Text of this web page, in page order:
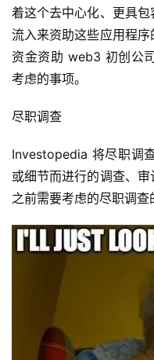
着这个去中心化、更具
流入来资助这些应用程
资金资助 web3 初创公
考虑的事项。
尽职调查
Investopedia 将尽职调
或细节而进行的调查、
之前需要考虑的尽职调查